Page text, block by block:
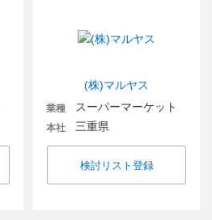
(株)マルヤス
業種 スーパーマーケット
本社 三重県
検討リスト登録